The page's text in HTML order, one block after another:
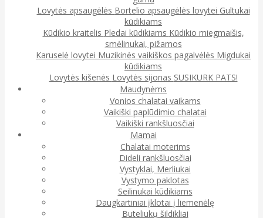
Lovytės apsaugėlės Bortelio apsaugėlės lovytei Gultukai
kūdikiams
Kūdikio kraitelis Pledai kūdikiams Kūdikio miegmaišis,
smėlinukai, pižamos
Karuselė lovytei Muzikinės vaikiškos pagalvėlės Migdukai
kūdikiams
Lovytės kišenės Lovytės sijonas SUSIKURK PATS!
Maudynėms
Vonios chalatai vaikams
Vaikiški paplūdimio chalatai
Vaikiški rankšluosčiai
Mamai
Chalatai moterims
Dideli rankšluosčiai
Vystyklai, Merliukai
Vystymo paklotas
Seilinukai kūdikiams
Daugkartiniai įklotai į liemenėlę
Buteliukų šildikliai